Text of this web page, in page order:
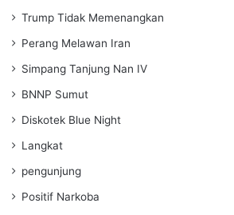
Trump Tidak Memenangkan
Perang Melawan Iran
Simpang Tanjung Nan IV
BNNP Sumut
Diskotek Blue Night
Langkat
pengunjung
Positif Narkoba